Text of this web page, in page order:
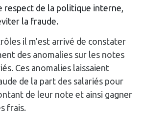
respect de la politique interne,
la fraude.
il m'est arrivé de constater
des anomalies sur les notes
Ces anomalies laissaient
de la part des salariés pour
de leur note et ainsi gagner
frais.